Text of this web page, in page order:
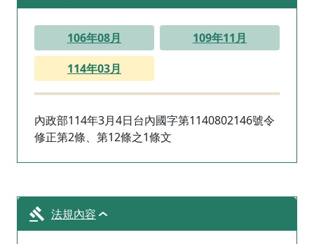
106年08月
109年11月
114年03月
內政部114年3月4日台內國字第1140802146號令
修正第2條、第12條之1條文
法規內容